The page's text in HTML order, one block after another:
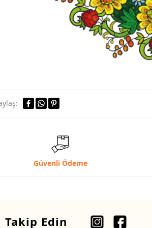
Güvenli Ödeme
Takip Edin